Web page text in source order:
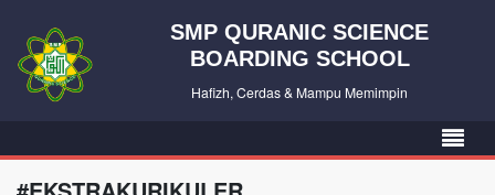
SMP QURANIC SCIENCE
BOARDING SCHOOL
Hafizh, Cerdas & Mampu Memimpin